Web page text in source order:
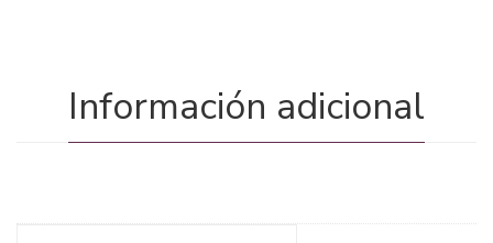
Información adicional